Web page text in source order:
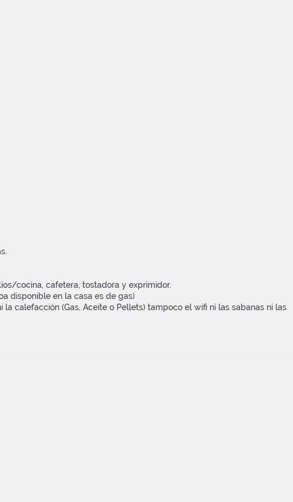
cocina, cafetera, tostadora y exprimidor.
disponible en la casa es de gas)
calefacción (Gas, Aceite o Pellets) tampoco el wifi ni las sabanas ni las